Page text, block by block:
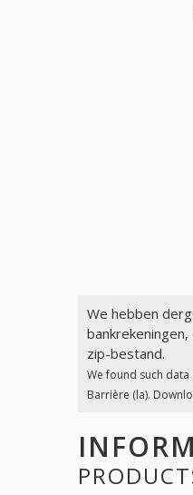
We hebben
zip-bestand.
We found such data
Barrière (la).